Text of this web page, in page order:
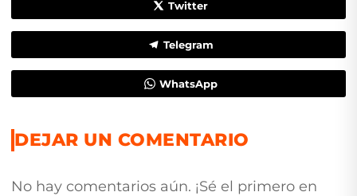
Twitter
Telegram
WhatsApp
DEJAR UN COMENTARIO
No hay comentarios aún. ¡Sé el primero en